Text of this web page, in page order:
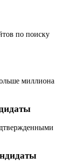
по поиску
миллиона